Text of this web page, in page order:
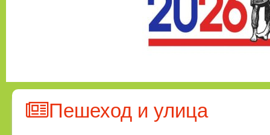
Пешеход и улица